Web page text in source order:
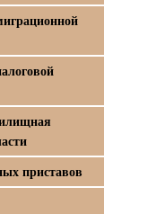
приставов